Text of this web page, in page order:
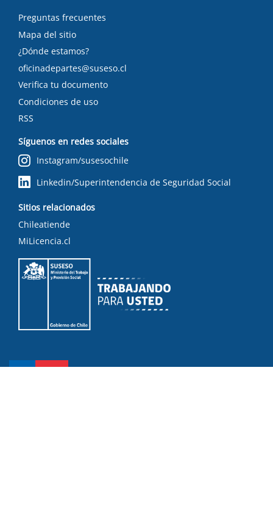
Preguntas frecuentes
Mapa del sitio
¿Dónde estamos?
oficinadepartes@suseso.cl
Verifica tu documento
Condiciones de uso
RSS
Síguenos en redes sociales
Instagram/susesochile
Linkedin/Superintendencia de Seguridad Social
Sitios relacionados
Chileatiende
MiLicencia.cl